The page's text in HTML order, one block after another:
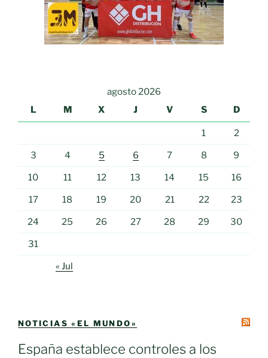
agosto 2026
L
M X J V S D
1 2
3 4 5 6 7 8 9
10 11 12 13 14 15 16
17 18 19 20 21 22 23
24 25 26 27 28 29 30
31
« Jul
NOTICIAS «EL MUNDO»
España establece controles a los